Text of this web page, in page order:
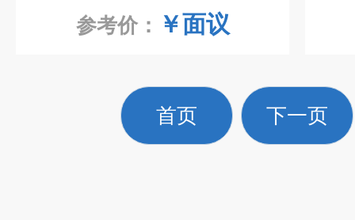
参考价： ￥面议
首页 下一页